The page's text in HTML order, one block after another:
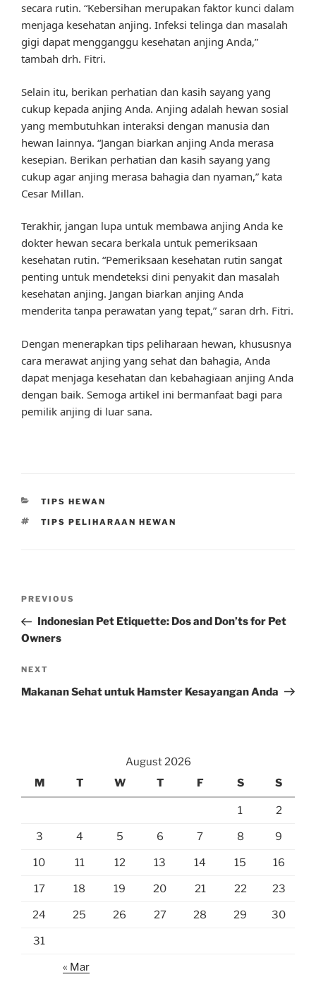
secara rutin. “Kebersihan merupakan faktor kunci dalam
menjaga kesehatan anjing. Infeksi telinga dan masalah
gigi dapat mengganggu kesehatan anjing Anda,”
tambah drh. Fitri.
Selain itu, berikan perhatian dan kasih sayang yang
cukup kepada anjing Anda. Anjing adalah hewan sosial
yang membutuhkan interaksi dengan manusia dan
hewan lainnya. “Jangan biarkan anjing Anda merasa
kesepian. Berikan perhatian dan kasih sayang yang
cukup agar anjing merasa bahagia dan nyaman,” kata
Cesar Millan.
Terakhir, jangan lupa untuk membawa anjing Anda ke
dokter hewan secara berkala untuk pemeriksaan
kesehatan rutin. “Pemeriksaan kesehatan rutin sangat
penting untuk mendeteksi dini penyakit dan masalah
kesehatan anjing. Jangan biarkan anjing Anda
menderita tanpa perawatan yang tepat,” saran drh. Fitri.
Dengan menerapkan tips peliharaan hewan, khususnya
cara merawat anjing yang sehat dan bahagia, Anda
dapat menjaga kesehatan dan kebahagiaan anjing Anda
dengan baik. Semoga artikel ini bermanfaat bagi para
pemilik anjing di luar sana.
CATEGORIES
TIPS HEWAN
TAGS
TIPS PELIHARAAN HEWAN
Previous
Post
PREVIOUS
Indonesian Pet Etiquette: Dos and Don’ts for Pet
Owners
Next
Post
NEXT
Makanan Sehat untuk Hamster Kesayangan Anda
August 2026
M
T W T F S S
1 2
3 4 5 6 7 8 9
10 11 12 13 14 15 16
17 18 19 20 21 22 23
24 25 26 27 28 29 30
31
« Mar